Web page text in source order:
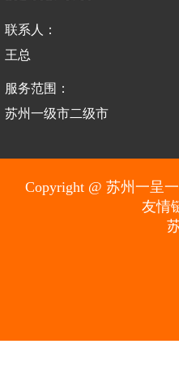
联系人：
王总
服务范围：
苏州一级市二级市
Copyright @ 苏州一呈
友情